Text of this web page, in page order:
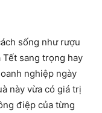
sống như rượu
Tết sang trọng hay
nghiệp ngày
này vừa có giá trị
điệp của từng